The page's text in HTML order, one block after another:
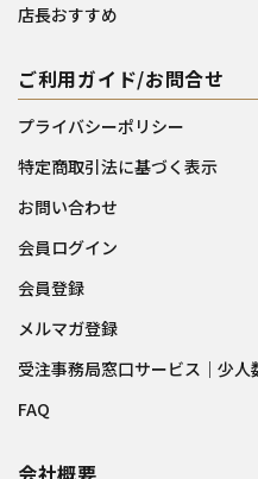
店長おすすめ
ご利用ガイド/お問合せ
プライバシーポリシー
特定商取引法に基づく表示
お問い合わせ
会員ログイン
会員登録
メルマガ登録
受注事務局窓口サービス｜少人
FAQ
会社概要